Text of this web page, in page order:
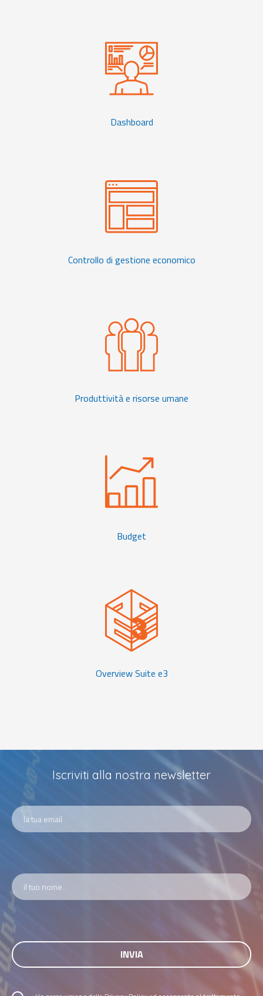
Dashboard
Controllo di gestione economico
Produttività e risorse umane
Budget
Overview Suite e3
Iscriviti alla nostra newsletter